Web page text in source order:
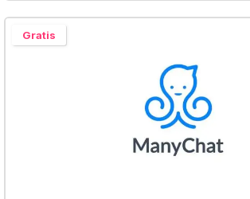
Gratis